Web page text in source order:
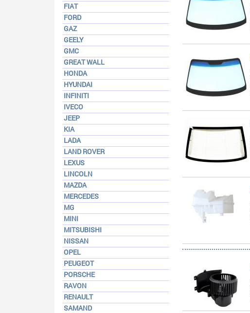
FIAT
FORD
GAZ
GEELY
GMC
GREAT WALL
HONDA
HYUNDAI
INFINITI
IVECO
JEEP
KIA
LADA
LAND ROVER
LEXUS
LINCOLN
MAZDA
MERCEDES
MG
MINI
MITSUBISHI
NISSAN
OPEL
PEUGEOT
PORSCHE
RAVON
RENAULT
SAMAND